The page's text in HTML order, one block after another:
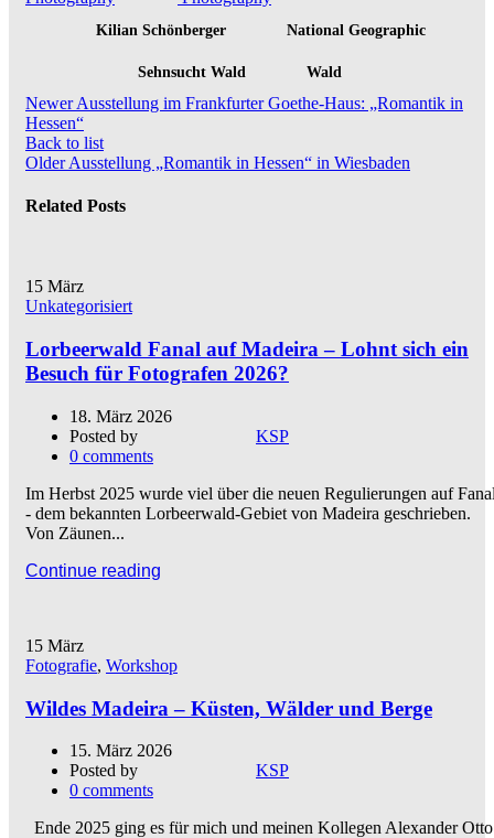
Kilian Schönberger National Geographic
Sehnsucht Wald Wald
Newer Ausstellung im Frankfurter Goethe-Haus: „Romantik in
Hessen“
Back to list
Older Ausstellung „Romantik in Hessen“ in Wiesbaden
Related Posts
15 März
Unkategorisiert
Lorbeerwald Fanal auf Madeira – Lohnt sich ein
Besuch für Fotografen 2026?
18. März 2026
Posted by
KSP
0 comments
Im Herbst 2025 wurde viel über die neuen Regulierungen auf
- dem bekannten Lorbeerwald-Gebiet von Madeira geschrieben.
Von Zäunen...
Continue reading
15 März
Fotografie, Workshop
Wildes Madeira – Küsten, Wälder und Berge
15. März 2026
Posted by
KSP
0 comments
Ende 2025 ging es für mich und meinen Kollegen Alexander Otto